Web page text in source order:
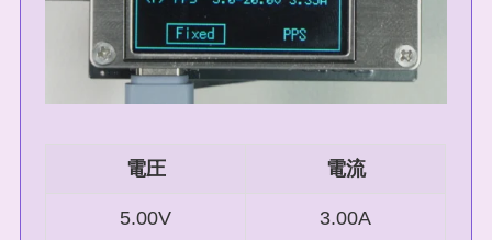
電圧 電流
5.00V 3.00A